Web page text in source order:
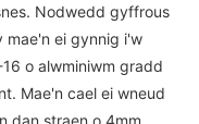
Nodwedd gyffrous
mae'n ei gynnig i'w
o alwminiwm gradd
Mae'n cael ei wneud